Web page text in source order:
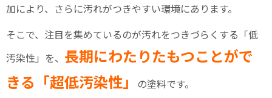
加により、さらに汚れがつきやすい環境にあります。
そこで、注目を集めているのが汚れをつきづらくする「低
汚染性」を、 長期にわたりたもつことがで
きる「超低汚染性」
の塗料です。